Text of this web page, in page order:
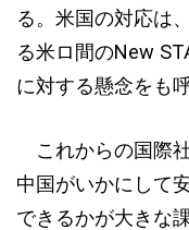
る。米国の対応は
る米ロ間のNew
に対する懸念をも
これからの国際
中国がいかにして
できるかが大きな